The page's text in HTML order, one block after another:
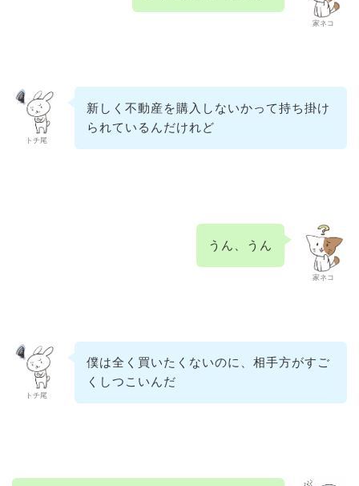
家ネコ
トチ尾
新しく不動産を購入しないかって持ち掛け
られているんだけれど
家ネコ
うん、うん
トチ尾
僕は全く買いたくないのに、相手方がすご
くしつこいんだ